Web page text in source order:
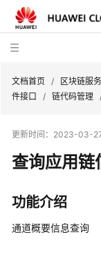
新
动
态
产
介
文档首页 / 区块链服
件接口
/ 链代码管理
更新时间： 2023-03-
查询应用链
功能介绍
通道概要信息查询